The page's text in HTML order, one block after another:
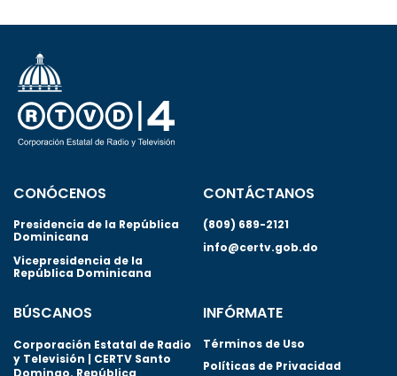
CONÓCENOS
Presidencia de la República
Dominicana
Vicepresidencia de la
República Dominicana
CONTÁCTANOS
(809) 689-2121
info@certv.gob.do
BÚSCANOS
Corporación Estatal de Radio
y Televisión | CERTV Santo
Domingo. República
INFÓRMATE
Términos de Uso
Políticas de Privacidad